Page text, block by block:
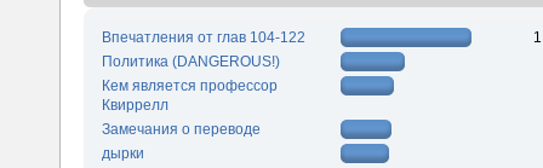
Впечатления от глав 104-122
Политика (DANGEROUS!)
Кем является профессор
Квиррелл
Замечания о переводе
дырки